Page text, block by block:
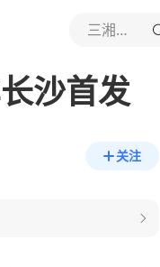
三湘都市报
沙首发
关注